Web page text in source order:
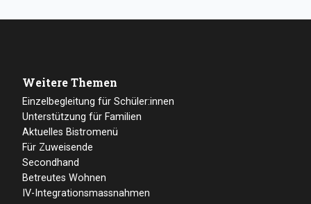
Weitere Themen
Einzelbegleitung für Schüler:innen
Unterstützung für Familien
Aktuelles Bistromenü
Für Zuweisende
Secondhand
Betreutes Wohnen
IV-Integrationsmassnahmen